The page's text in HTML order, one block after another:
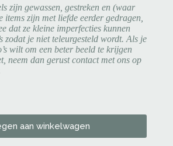
zijn gewassen, gestreken en (waar
items zijn met liefde eerder gedragen,
dat ze kleine imperfecties kunnen
zodat je niet teleurgesteld wordt. Als je
wilt om een beter beeld te krijgen
neem dan gerust contact met ons op
aan winkelwagen